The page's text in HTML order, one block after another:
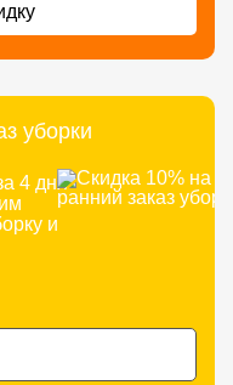
уборки
4 дня
и